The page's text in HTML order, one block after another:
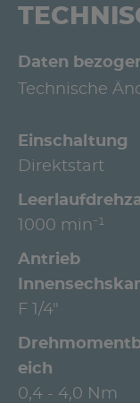
Daten
Technische
Einschaltung
Direktstart
1000 min⁻¹
Antrieb
F 1/4"
eich
0,4 - 4,0 Nm